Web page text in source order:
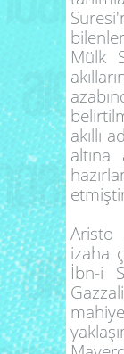
Mülk
akıllı
izaha
İbn-i